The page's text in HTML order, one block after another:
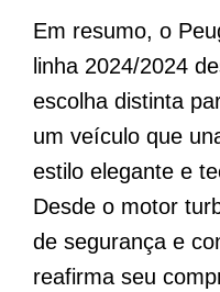
Em resumo, o
linha 2024/2024
escolha distinta
um veículo que
estilo elegante e
Desde o motor
de segurança e
reafirma seu